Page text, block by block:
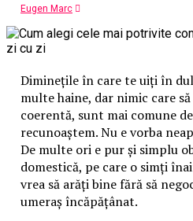
Eugen Marc
Diminețile în care te uiți în
multe haine, dar nimic care
coerentă, sunt mai comune
recunoaștem. Nu e vorba
De multe ori e pur și simplu
domestică, pe care o simți
vrea să arăți bine fără să
umeraș încăpățânat.